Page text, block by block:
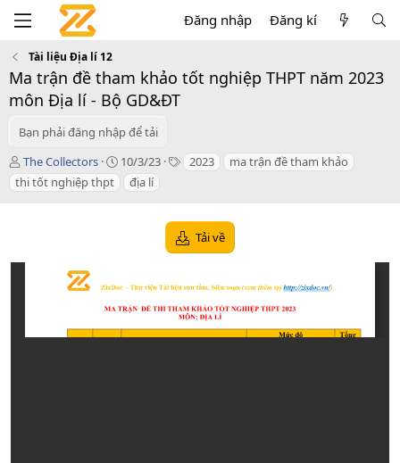
Đăng nhập Đăng kí
Tài liệu Địa lí 12
Ma trận đề tham khảo tốt nghiệp THPT năm 2023
môn Địa lí - Bộ GD&ĐT
Bạn phải đăng nhập để tải
T
á
c
The Collectors
C
d
a
e
10/3/23
T 2023
ma trận đề tham khảo
thi tốt nghiệp thpt
địa lí
Tải về